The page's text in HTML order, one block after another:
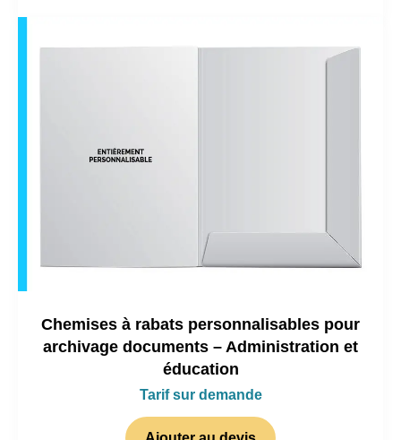
Chemises à rabats personnalisables pour
archivage documents – Administration et
éducation
Tarif sur demande